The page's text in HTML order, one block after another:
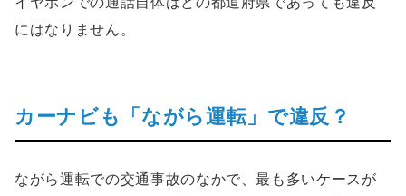
にはなりません。
カーナビも「ながら運転」で違反？
ながら運転での交通事故のなかで、最も多いケースが